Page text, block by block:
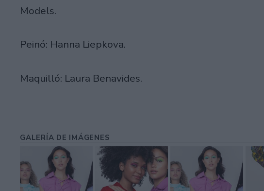
Models.
Peinó: Hanna Liepkova.
Maquilló: Laura Benavides.
GALERÍA DE IMÁGENES